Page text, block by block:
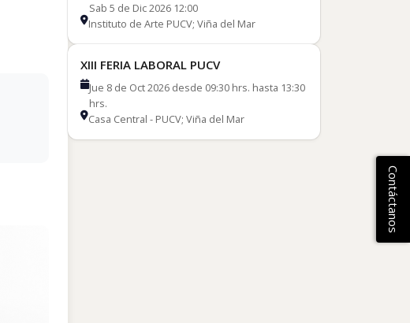
Sab 5 de Dic 2026 12:00
Instituto de Arte PUCV; Viña del Mar
XIII FERIA LABORAL PUCV
Jue 8 de Oct 2026 desde 09:30 hrs. hasta 13:30
hrs.
Casa Central - PUCV; Viña del Mar
Contáctanos